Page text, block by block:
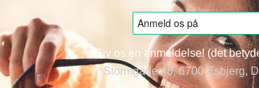
Giv os en anmeldelse! (det
Stormgade 48, 6700 Esbjerg,